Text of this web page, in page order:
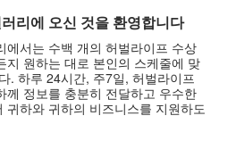
리에 오신 것을 환영합니다
에서는 수백 개의 허벌라이프 수상
지 원하는 대로 본인의 스케줄에 맞
. 하루 24시간, 주7일, 허벌라이프
께 정보를 충분히 전달하고 우수한
귀하와 귀하의 비즈니스를 지원하도
0:33
세럼 (롱폼)